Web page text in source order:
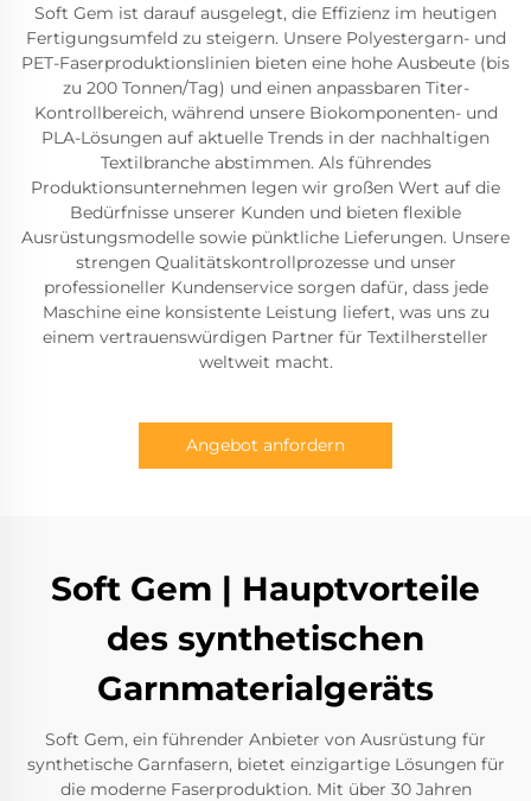
Soft Gem ist darauf ausgelegt, die Effizienz im heutigen
Fertigungsumfeld zu steigern. Unsere Polyestergarn- und
PET-Faserproduktionslinien bieten eine hohe Ausbeute (bis
zu 200 Tonnen/Tag) und einen anpassbaren Titer-
Kontrollbereich, während unsere Biokomponenten- und
PLA-Lösungen auf aktuelle Trends in der nachhaltigen
Textilbranche abstimmen. Als führendes
Produktionsunternehmen legen wir großen Wert auf die
Bedürfnisse unserer Kunden und bieten flexible
Ausrüstungsmodelle sowie pünktliche Lieferungen. Unsere
strengen Qualitätskontrollprozesse und unser
professioneller Kundenservice sorgen dafür, dass jede
Maschine eine konsistente Leistung liefert, was uns zu
einem vertrauenswürdigen Partner für Textilhersteller
weltweit macht.
Angebot anfordern
Soft Gem | Hauptvorteile
des synthetischen
Garnmaterialgeräts
Soft Gem, ein führender Anbieter von Ausrüstung für
synthetische Garnfasern, bietet einzigartige Lösungen für
die moderne Faserproduktion. Mit über 30 Jahren